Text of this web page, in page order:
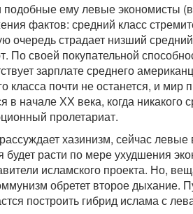
подобные ему левые экономисты
фактов: средний класс
очередь страдает низший
По своей покупательной
зарплате среднего
класса почти не останется, и мир
в начале ХХ века, когда
пролетариат.
хазинизм, сейчас
будет расти по мере ухудшения
исламского проекта. Но,
обретет второе дыхание.
построить гибрид ислама с